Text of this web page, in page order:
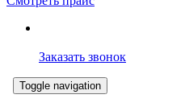
Заказать звонок
Toggle navigation